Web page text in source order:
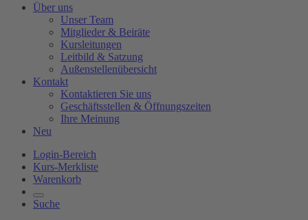
Über uns
Unser Team
Mitglieder & Beiräte
Kursleitungen
Leitbild & Satzung
Außenstellenübersicht
Kontakt
Kontaktieren Sie uns
Geschäftsstellen & Öffnungszeiten
Ihre Meinung
Neu
Login-Bereich
Kurs-Merkliste
Warenkorb
Suche